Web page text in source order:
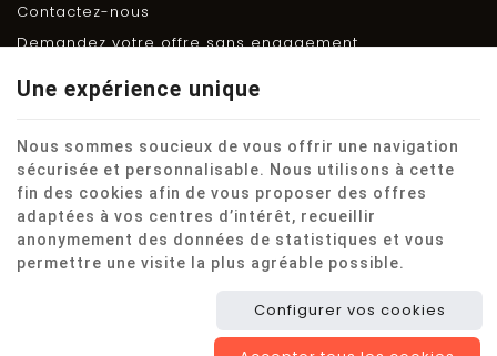
Contactez-nous
Demandez votre offre sans engagement
Commander en ligne
Inscrivez-vous pour rejoindre notre communauté
Contribuez via notre boite à idées électronique
Recommandez notre entreprise ou association
Remboursement
Ce site internet utilise des cookies pour améliorer l'expérience
utilisateur.
Une expérience unique
Nous sommes soucieux de vous offrir une navigation
sécurisée et personnalisable. Nous utilisons à cette
fin des cookies afin de vous proposer des offres
adaptées à vos centres d’intérêt, recueillir
anonymement des données de statistiques et vous
permettre une visite la plus agréable possible.
Configurer vos cookies